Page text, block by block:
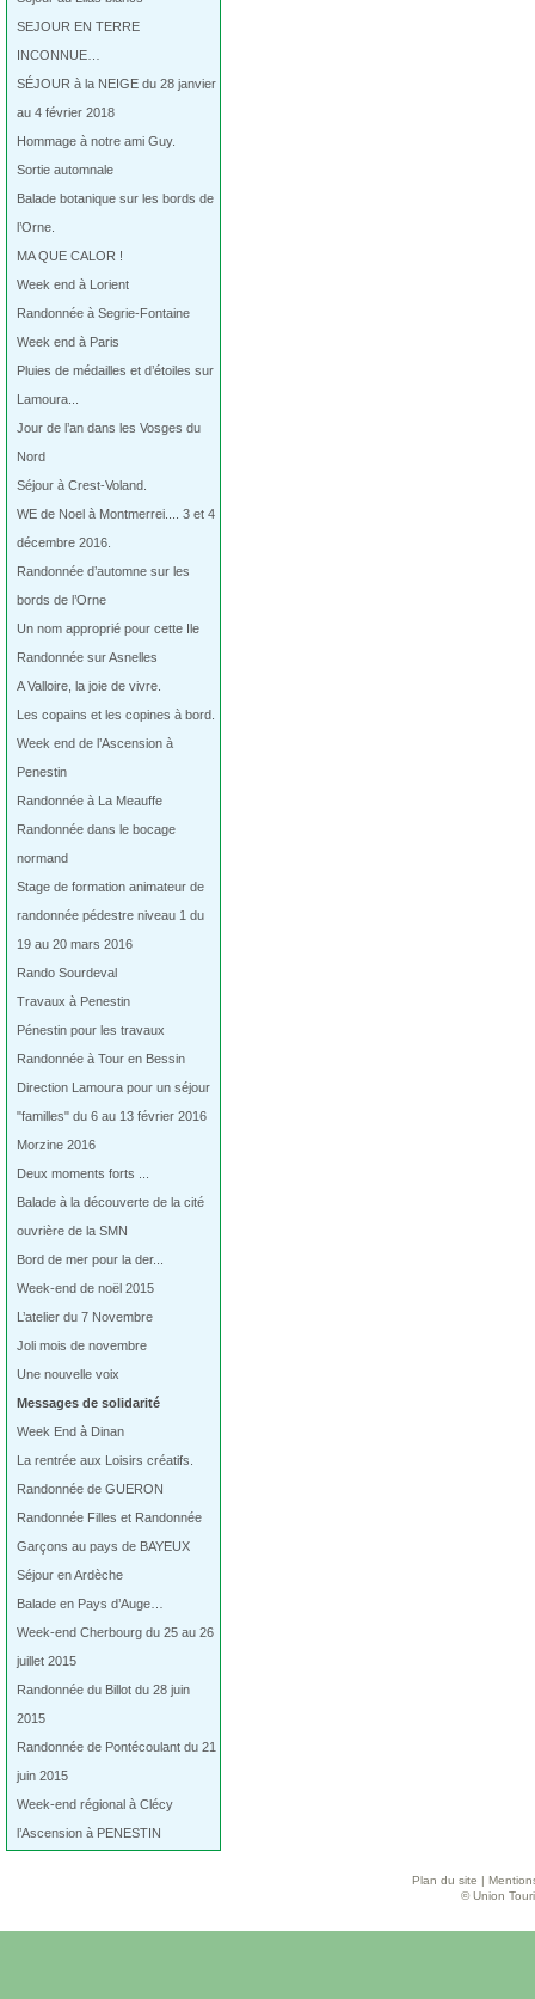
SEJOUR EN TERRE
INCONNUE…
SÉJOUR à la NEIGE du 28 janvier
au 4 février 2018
Hommage à notre ami Guy.
Sortie automnale
Balade botanique sur les bords de
l’Orne.
MA QUE CALOR !
Week end à Lorient
Randonnée à Segrie-Fontaine
Week end à Paris
Pluies de médailles et d’étoiles sur
Lamoura...
Jour de l’an dans les Vosges du
Nord
Séjour à Crest-Voland.
WE de Noel à Montmerrei.... 3 et 4
décembre 2016.
Randonnée d’automne sur les
bords de l’Orne
Un nom approprié pour cette Ile
Randonnée sur Asnelles
A Valloire, la joie de vivre.
Les copains et les copines à bord.
Week end de l’Ascension à
Penestin
Randonnée à La Meauffe
Randonnée dans le bocage
normand
Stage de formation animateur de
randonnée pédestre niveau 1 du
19 au 20 mars 2016
Rando Sourdeval
Travaux à Penestin
Pénestin pour les travaux
Randonnée à Tour en Bessin
Direction Lamoura pour un séjour
"familles" du 6 au 13 février 2016
Morzine 2016
Deux moments forts ...
Balade à la découverte de la cité
ouvrière de la SMN
Bord de mer pour la der...
Week-end de noël 2015
L’atelier du 7 Novembre
Joli mois de novembre
Une nouvelle voix
Messages de solidarité
Week End à Dinan
La rentrée aux Loisirs créatifs.
Randonnée de GUERON
Randonnée Filles et Randonnée
Garçons au pays de BAYEUX
Séjour en Ardèche
Balade en Pays d’Auge…
Week-end Cherbourg du 25 au 26
juillet 2015
Randonnée du Billot du 28 juin
2015
Randonnée de Pontécoulant du 21
juin 2015
Week-end régional à Clécy
l’Ascension à PENESTIN
Plan du site
© Union